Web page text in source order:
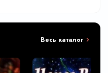
Весь каталог